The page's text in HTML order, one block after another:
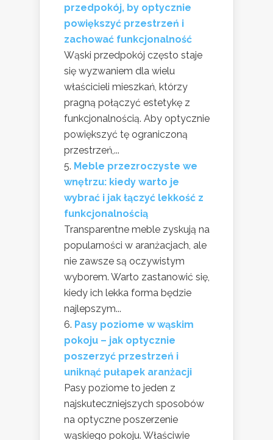
przedpokój, by optycznie
powiększyć przestrzeń i
zachować funkcjonalność
Wąski przedpokój często staje
się wyzwaniem dla wielu
właścicieli mieszkań, którzy
pragną połączyć estetykę z
funkcjonalnością. Aby optycznie
powiększyć tę ograniczoną
przestrzeń,...
Meble przezroczyste we
wnętrzu: kiedy warto je
wybrać i jak łączyć lekkość z
funkcjonalnością
Transparentne meble zyskują na
popularności w aranżacjach, ale
nie zawsze są oczywistym
wyborem. Warto zastanowić się,
kiedy ich lekka forma będzie
najlepszym...
Pasy poziome w wąskim
pokoju – jak optycznie
poszerzyć przestrzeń i
uniknąć pułapek aranżacji
Pasy poziome to jeden z
najskuteczniejszych sposobów
na optyczne poszerzenie
wąskiego pokoju. Właściwie